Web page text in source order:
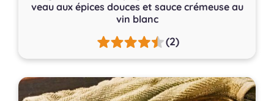
veau aux épices douces et sauce crémeuse au
vin blanc
(2)